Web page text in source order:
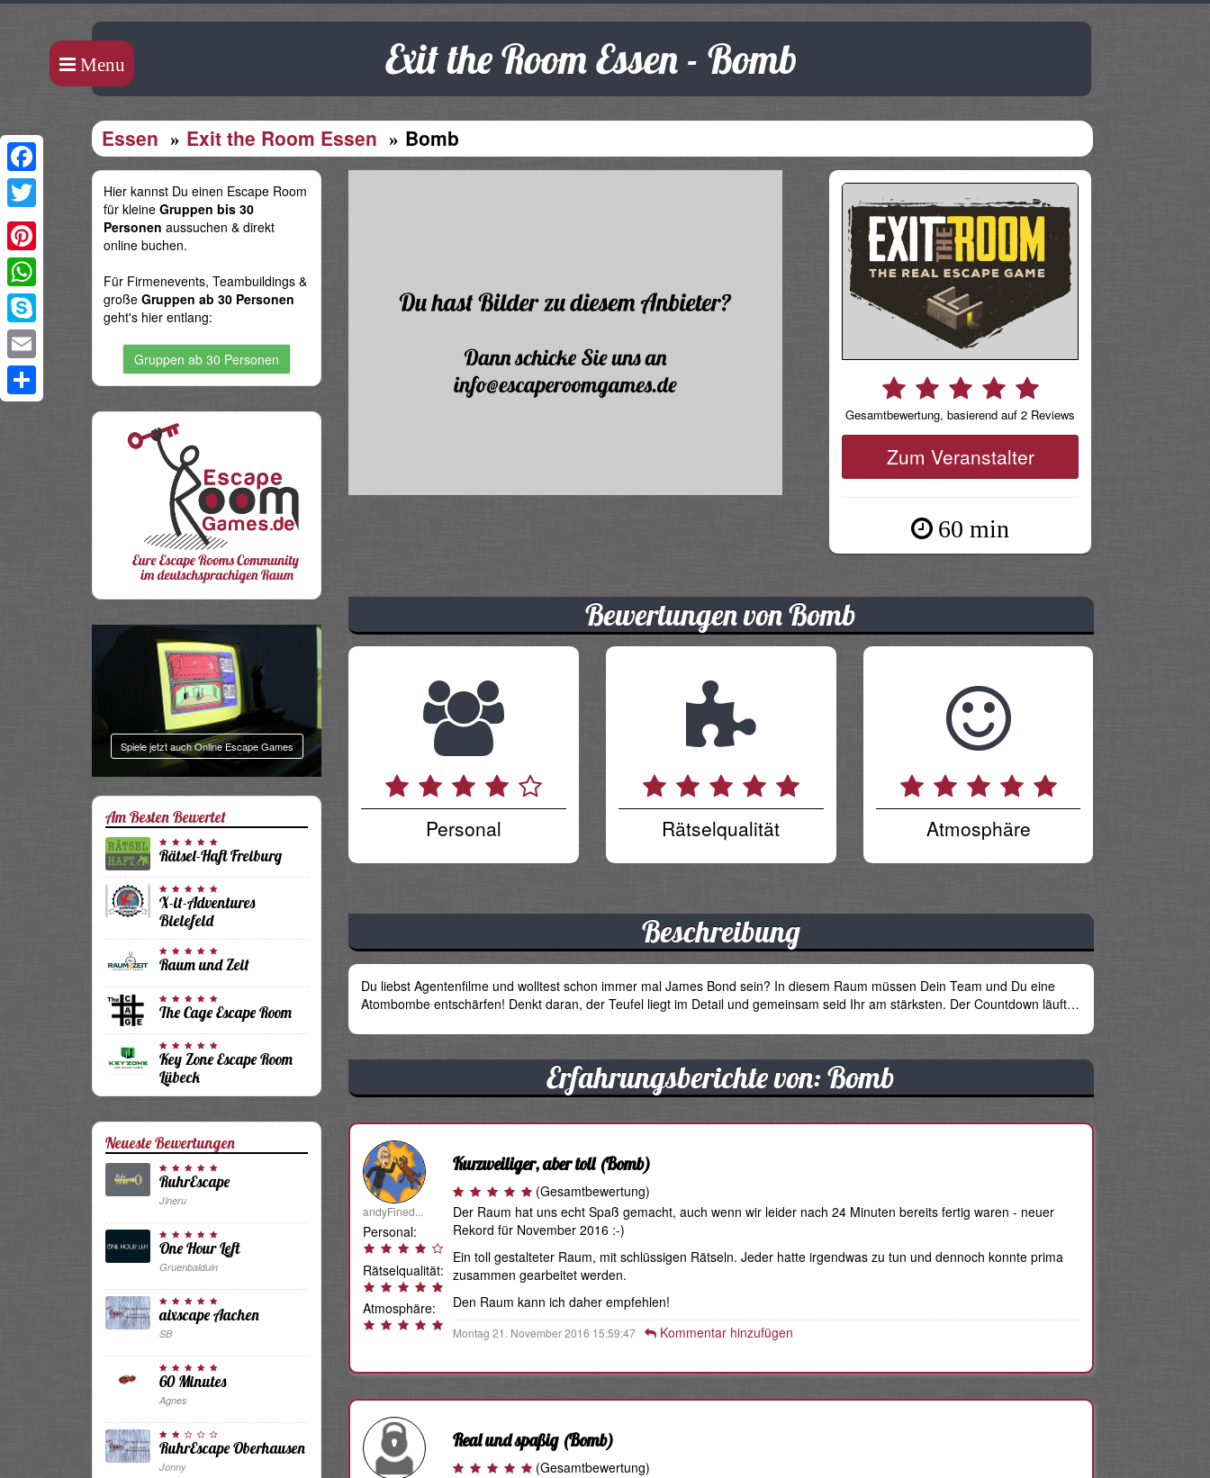
Menu Exit the Room Essen - Bomb
Essen Exit the Room Essen Bomb
Hier kannst Du einen Escape Room
für kleine Gruppen bis 30
Personen aussuchen & direkt
online buchen.
Für Firmenevents, Teambuildings &
große Gruppen ab 30 Personen
geht's hier entlang:
Gruppen ab 30 Personen
Spiele jetzt auch Online Escape Games
Am Besten Bewertet
Rätsel-Haft Freiburg
X-it-Adventures
Bielefeld
Raum und Zeit
The Cage Escape Room
Key Zone Escape Room
Lübeck
Neueste Bewertungen
RuhrEscape
Jineru
One Hour Left
Gruenbalduin
aixscape Aachen
SB
60 Minutes
Agnes
RuhrEscape Oberhausen
Jonny
Gesamtbewertung, basierend auf 2 Reviews
Zum Veranstalter
60 min
Bewertungen von Bomb
Personal Rätselqualität Atmosphäre
Beschreibung
Du liebst Agentenfilme und wolltest schon immer mal James Bond sein? In diesem Raum müssen Dein Team und Du eine
Atombombe entschärfen! Denkt daran, der Teufel liegt im Detail und gemeinsam seid Ihr am stärksten. Der Countdown läuft…
Erfahrungsberichte von: Bomb
andyFined...
Personal:
Rätselqualität:
Atmosphäre:
Kurzweiliger, aber toll(Bomb)
(Gesamtbewertung)
Der Raum hat uns echt Spaß gemacht, auch wenn wir leider nach 24 Minuten bereits fertig waren - neuer
Rekord für November 2016 :-)
Ein toll gestalteter Raum, mit schlüssigen Rätseln. Jeder hatte irgendwas zu tun und dennoch konnte prima
zusammen gearbeitet werden.
Den Raum kann ich daher empfehlen!
Montag 21. November 2016 15:59:47 Kommentar hinzufügen
Real und spaßig(Bomb)
(Gesamtbewertung)
Facebook
Twitter
Pinterest
WhatsApp
Skype
Email